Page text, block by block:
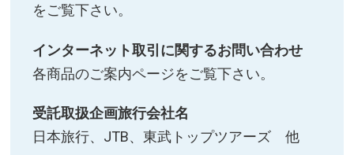
をご覧下さい。
インターネット取引に関するお問い合わせ
各商品のご案内ページをご覧下さい。
受託取扱企画旅行会社名
日本旅行、JTB、東武トップツアーズ 他